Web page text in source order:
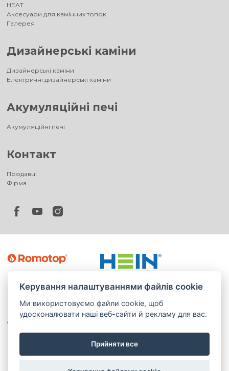
HEAT
Аксесуари для камінних топок
Галерея
Дизайнерські каміни
Дизайнерські каміни
Електричні дизайнерські каміни
Акумуляційні печі
Акумуляційні печі
Контакт
Продавці
Фірма
Керування налаштуваннями файлів cookie
Ми використовуємо файли cookie, щоб
удосконалювати наші веб-сайти й рекламу для вас.
Прийняти все